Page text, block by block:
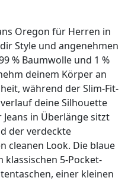
Oregon für Herren in
Style und angenehmen
% Baumwolle und 1 %
deinem Körper an
während der Slim-Fit-
deine Silhouette
in Überlänge sitzt
der verdeckte
cleanen Look. Die blaue
klassischen 5-Pocket-
einer kleinen